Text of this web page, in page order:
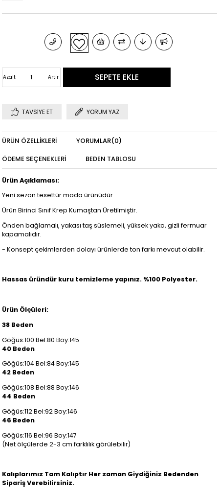
Artır
Azalt
TAVSIYE ET YORUM YAZ
ÜRÜN ÖZELLIKLERI YORUMLAR(0)
ÖDEME SEÇENEKLERI
BEDEN TABLOSU
Ürün Açıklaması:
Yeni sezon tesettür moda ürünüdür.
Ürün Birinci Sınıf Krep Kumaştan Üretilmiştir.
Önden bağlamalı, yakası taş süslemeli, yüksek yaka, gizli fermuar
kapamalıdır.
- Konsept çekimlerden dolayı ürünlerde ton farkı mevcut olabilir.
Hassas üründür kuru temizleme yapınız. %100 Polyester.
Ürün Ölçüleri:
38 Beden
Göğüs:100 Bel:80 Boy:145
40 Beden
Göğüs:104 Bel:84 Boy:145
42 Beden
Göğüs:108 Bel:88 Boy:146
44 Beden
Göğüs:112 Bel:92 Boy:146
46 Beden
Göğüs:116 Bel:96 Boy:147
(Net ölçülerde 2-3 cm farklılık görülebilir)
Kalıplarımız Tam Kalıptır Her zaman Giydiğiniz Bedenden
Sipariş Verebilirsiniz.